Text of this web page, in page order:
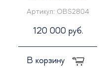
Артикул: OBS2804
120 000 руб.
В корзину